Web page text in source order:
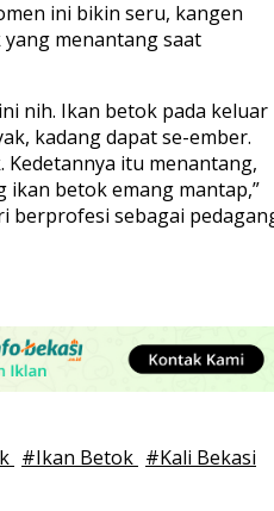
ini bikin seru, kangen
menantang saat
nih. Ikan betok pada keluar
kadang dapat se-ember.
Kedetannya itu menantang,
ikan betok emang mantap,”
berprofesi sebagai
#Ikan Betok #Kali Bekasi